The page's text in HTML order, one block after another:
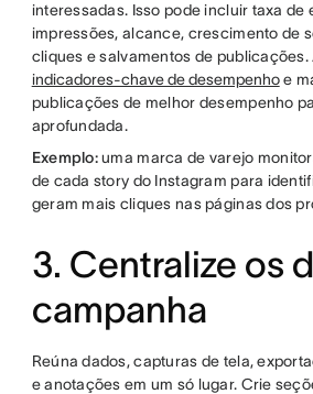
interessadas. Isso pode incluir taxa de
impressões, alcance, crescimento de
cliques e salvamentos de
indicadores-chave de desempenhoe
publicações de melhor desempenho
aprofundada.
Exemplo:uma marca de varejo
de cada story do Instagram para
geram mais cliques nas páginas dos
3. Centralize os
campanha
Reúna dados, capturas de tela,
e anotações em um só lugar. Crie